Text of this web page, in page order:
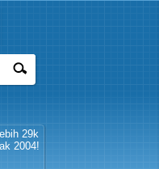
29k
2004!